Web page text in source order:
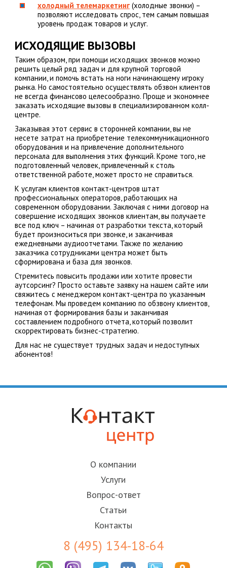
холодный телемаркетинг(холодные звонки) –
позволяют исследовать спрос, тем самым повышая
уровень продаж товаров и услуг.
ИСХОДЯЩИЕ ВЫЗОВЫ
Таким образом, при помощи исходящих звонков можно
решить целый ряд задач и для крупной торговой
компании, и помочь встать на ноги начинающему игроку
рынка. Но самостоятельно осуществлять обзвон клиентов
не всегда финансово целесообразно. Проще и экономнее
заказать исходящие вызовы в специализированном колл-
центре.
Заказывая этот сервис в сторонней компании, вы не
несете затрат на приобретение телекоммуникационного
оборудования и на привлечение дополнительного
персонала для выполнения этих функций. Кроме того, не
подготовленный человек, привлеченный к столь
ответственной работе, может просто не справиться.
К услугам клиентов контакт-центров штат
профессиональных операторов, работающих на
современном оборудовании. Заключая с ними договор на
совершение исходящих звонков клиентам, вы получаете
все под ключ – начиная от разработки текста, который
будет произноситься при звонке, и заканчивая
ежедневными аудиоотчетами. Также по желанию
заказчика сотрудниками центра может быть
сформирована и база для звонков.
Стремитесь повысить продажи или хотите провести
аутсорсинг? Просто оставьте заявку на нашем сайте или
свяжитесь с менеджером контакт-центра по указанным
телефонам. Мы проведем компанию по обзвону клиентов,
начиная от формирования базы и заканчивая
составлением подробного отчета, который позволит
скорректировать бизнес-стратегию.
Для нас не существует трудных задач и недоступных
абонентов!
О компании
Услуги
Вопрос-ответ
Статьи
Контакты
8 (495) 134-18-64